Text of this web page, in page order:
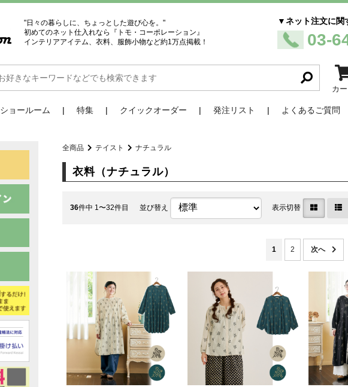
"日々の暮らしに、ちょっとした遊び心を。"
初めてのネット仕入れなら『トモ・コーポレーション』
インテリアアイテム、衣料、服飾小物など約1万点掲載！
▼ネット注文に関
03-
カー
ショールーム 特集 クイックオーダー 発注リスト よくあるご質問
全商品 テイスト ナチュラル
衣料（ナチュラル）
36件中 1〜32件目 並び替え 表示切替
1 2